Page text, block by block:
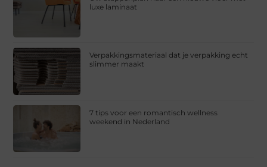
luxe laminaat
Verpakkingsmateriaal dat je verpakking echt
slimmer maakt
7 tips voor een romantisch wellness
weekend in Nederland